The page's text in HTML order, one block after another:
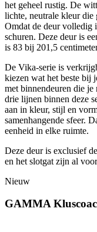
het geheel rustig. De
lichte, neutrale kleur die
Omdat de deur volledig
schuren. Deze deur is
is 83 bij 201,5
De Vika-serie is
kiezen wat het beste bij
met binnendeuren die
drie lijnen binnen deze
aan in kleur, stijl en
samenhangende sfeer.
eenheid in elke ruimte.
Deze deur is exclusief
en het slotgat zijn al
Nieuw
GAMMA